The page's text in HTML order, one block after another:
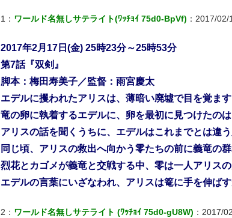
1： ワールド名無しサテライト(ﾜｯﾁｮｲ 75d0-BpVf) ：2017/
2017年2月17日(金) 25時23分～25時53分
第7話『双剣』
脚本：梅田寿美子／監督：雨宮慶太
エデルに攫われたアリスは、薄暗い廃墟で目を覚ます
竜の卵に執着するエデルに、卵を最初に見つけたの
アリスの話を聞くうちに、エデルはこれまでとは違う
同じ頃、アリスの救出へ向かう零たちの前に義竜の群
烈花とカゴメが義竜と交戦する中、零は一人アリスの
エデルの言葉にいざなわれ、アリスは篭に手を伸ば
2： ワールド名無しサテライト (ﾜｯﾁｮｲ 75d0-gU8W) ：2017/